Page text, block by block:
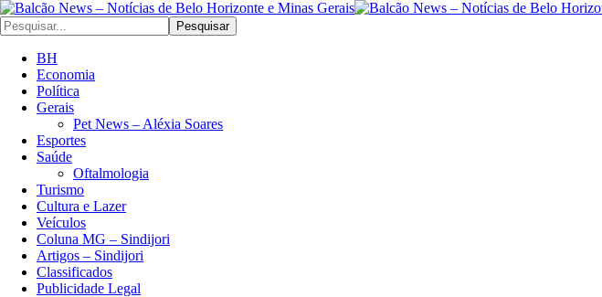
Pesquisar
BH
Economia
Política
Gerais
Pet News – Aléxia Soares
Esportes
Saúde
Oftalmologia
Turismo
Cultura e Lazer
Veículos
Coluna MG – Sindijori
Artigos – Sindijori
Classificados
Publicidade Legal